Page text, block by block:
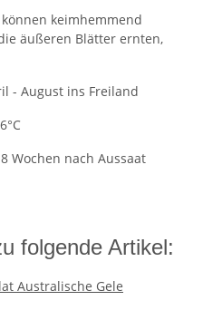
keimhemmend
äußeren Blätter ernten,
- August ins Freiland
Wochen nach Aussaat
folgende Artikel: